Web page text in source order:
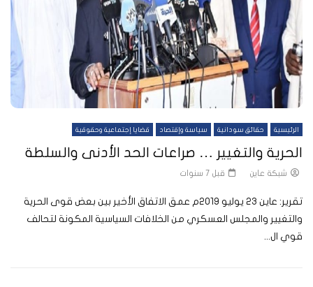
الرئيسية حقائق سودانية سياسة وإقتصاد قضايا إجتماعية وحقوقية
الحرية والتغيير … صراعات الحد الأدنى والسلطة
شبكة عاين قبل 7 سنوات
تقرير: عاين 23 يوليو 2019م عمق الاتفاق الأخير بين بعض قوى الحرية
والتغيير والمجلس العسكري من الخلافات السياسية المكونة لتحالف
قوي ال...